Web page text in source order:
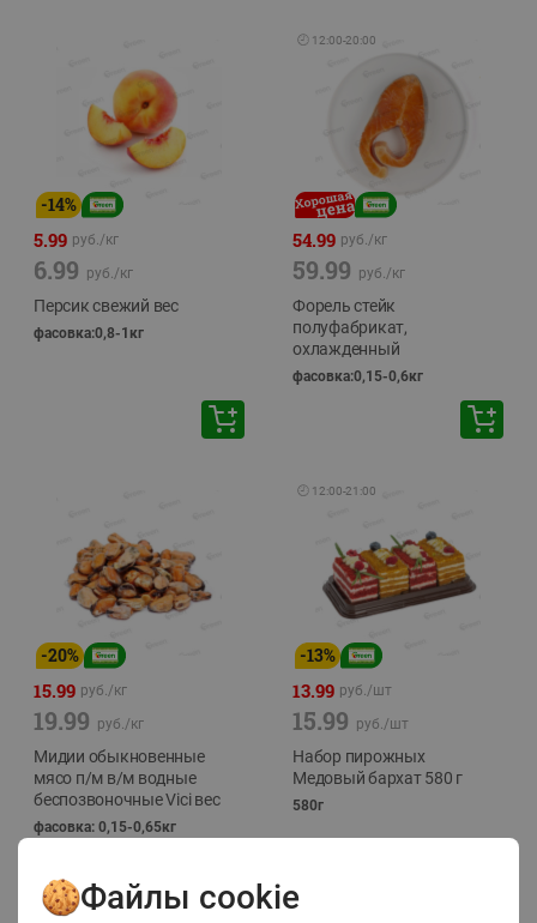
-14%
5.99 руб./кг
6.99 руб./кг
Персик свежий вес
фасовка:0,8-1кг
🕘 12:00-20:00
54.99 руб./кг
59.99 руб./кг
Форель стейк
полуфабрикат,
охлажденный
фасовка:0,15-0,6кг
-20%
15.99 руб./кг
19.99 руб./кг
Мидии обыкновенные
мясо п/м в/м водные
беспозвоночные Vici вес
фасовка: 0,15-0,65кг
🕘 12:00-21:00
-13%
13.99 руб./шт
15.99 руб./шт
Набор пирожных
Медовый бархат 580 г
580г
Файлы cookie